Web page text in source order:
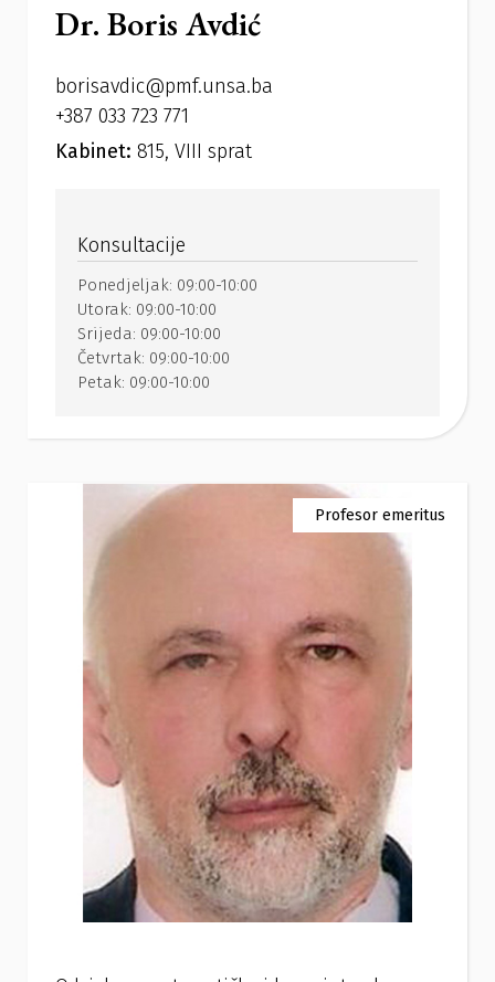
Dr. Boris Avdić
borisavdic@pmf.unsa.ba
+387 033 723 771
Kabinet: 815, VIII sprat
Konsultacije
Ponedjeljak: 09:00-10:00
Utorak: 09:00-10:00
Srijeda: 09:00-10:00
Četvrtak: 09:00-10:00
Petak: 09:00-10:00
Profesor emeritus